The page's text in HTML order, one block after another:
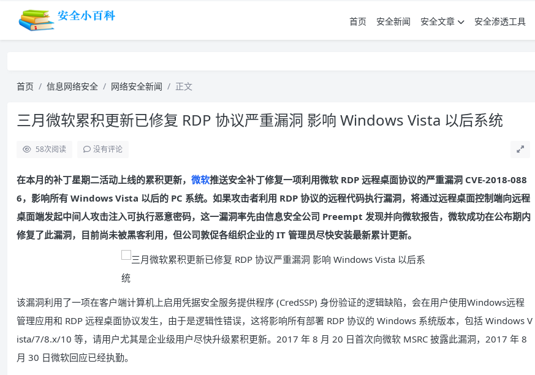
首页 安全新闻 安全文章 安全渗透工具
首页 信息网络安全 网络安全新闻 正文
三月微软累积更新已修复 RDP 协议严重漏洞 影响 Windows Vista 以后系统
58次阅读 没有评论
在本月的补丁星期二活动上线的累积更新， 微软推送安全补丁修复一项利用微软 RDP 远程桌面协议的严重漏洞 CVE-2018-088
6，影响所有 Windows Vista 以后的 PC 系统。如果攻击者利用 RDP 协议的远程代码执行漏洞，将通过远程桌面控制端向远程
桌面端发起中间人攻击注入可执行恶意密码，这一漏洞率先由信息安全公司 Preempt 发现并向微软报告，微软成功在公布期内
修复了此漏洞，目前尚未被黑客利用，但公司敦促各组织企业的 IT 管理员尽快安装最新累计更新。
该漏洞利用了一项在客户端计算机上启用凭据安全服务提供程序 (CredSSP) 身份验证的逻辑缺陷，会在用户使用Windows远程
管理应用和 RDP 远程桌面协议发生，由于是逻辑性错误，这将影响所有部署 RDP 协议的 Windows 系统版本，包括 Windows V
ista/7/8.x/10 等，请用户尤其是企业级用户尽快升级累积更新。2017 年 8 月 20 日首次向微软 MSRC 披露此漏洞，2017 年 8
月 30 日微软回应已经执勤。